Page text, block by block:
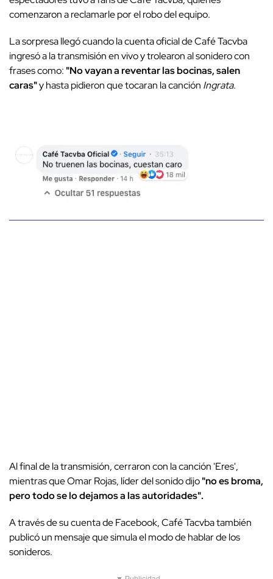
comenzaron a reclamarle por el robo del equipo.
La sorpresa llegó cuando la cuenta oficial de Café Tacvba
ingresó a la transmisión en vivo y trolearon al sonidero con
frases como: "No vayan a reventar las bocinas, salen
caras"y hasta pidieron que tocaran la canción Ingrata.
Al final de la transmisión, cerraron con la canción 'Eres',
mientras que Omar Rojas, líder del sonido dijo"no es broma,
pero todo se lo dejamos a las autoridades".
A través de su cuenta de Facebook, Café Tacvba también
publicó un mensaje que simula el modo de hablar de los
sonideros.